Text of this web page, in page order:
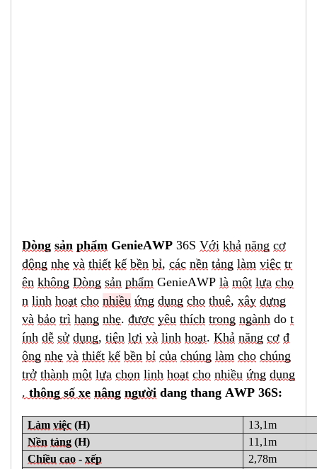
Dòng sản phẩm GenieAWP 36S Với khả năng cơ
động nhẹ và thiết kế bền bỉ, các nền tảng làm việc tr
ên không Dòng sản phẩm GenieAWP là một lựa chọ
n linh hoạt cho nhiều ứng dụng cho thuê, xây dựng
và bảo trì hạng nhẹ. được yêu thích trong ngành do t
ính dễ sử dụng, tiện lợi và linh hoạt. Khả năng cơ đ
ộng nhẹ và thiết kế bền bỉ của chúng làm cho chúng
trở thành một lựa chọn linh hoạt cho nhiều ứng dụng
. thông số xe nâng người dang thang AWP 36S:
Làm việc (H)
13,1m
Nền tảng (H)
11,1m
Chiều cao - xếp
2,78m